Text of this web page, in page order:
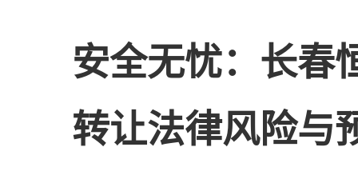
安全无忧：长春
转让法律风险与